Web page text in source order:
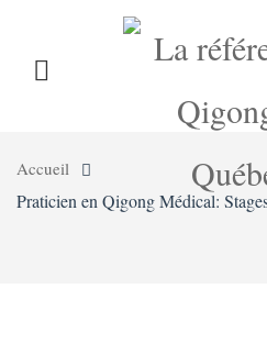
LE QIGONG L’INSTITUT
CALENDRIER BLOG
DÉTAILS
Accueil
Praticien en Qigong Médical: